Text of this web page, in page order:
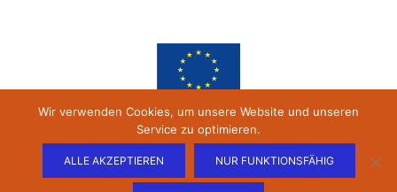
Wir verwenden Cookies, um unsere Website und unseren
Service zu optimieren.
ALLE AKZEPTIEREN NUR FUNKTIONSFÄHIG